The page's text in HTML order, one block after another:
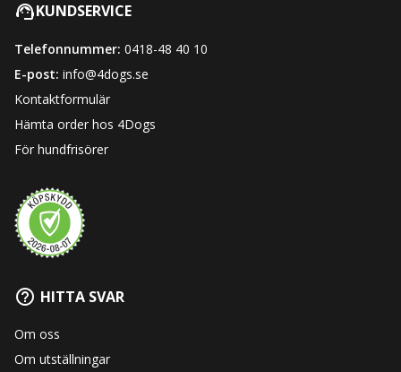
KUNDSERVICE
Telefonnummer: 0418-48 40 10
E-post: info@4dogs.se
Kontaktformulär
Hämta order hos 4Dogs
För hundfrisörer
HITTA SVAR
Om oss
Om utställningar